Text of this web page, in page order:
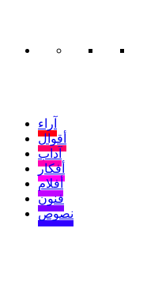
آراء
أقوال
آداب
أفكار
أفلام
فنون
نصوص